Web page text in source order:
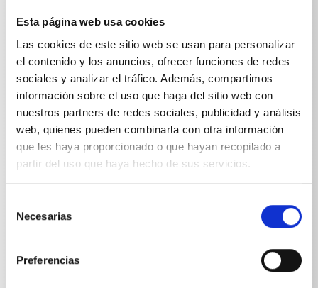
Esta página web usa cookies
Las cookies de este sitio web se usan para personalizar
el contenido y los anuncios, ofrecer funciones de redes
sociales y analizar el tráfico. Además, compartimos
información sobre el uso que haga del sitio web con
nuestros partners de redes sociales, publicidad y análisis
web, quienes pueden combinarla con otra información
que les haya proporcionado o que hayan recopilado a
partir del uso que haya hecho de sus servicios.
Necesarias
Preferencias
sin orificio frontal.
Especificaciones técnicas
ESPECIFICACIONES TÉCNICAS